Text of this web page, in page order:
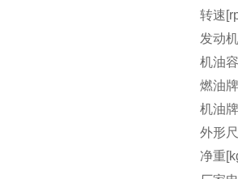
转速
发动
机油
燃油
机油
外形
净重